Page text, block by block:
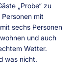
„Probe“ zu
mit
sechs Personen
und auch
Wetter.
was nicht.